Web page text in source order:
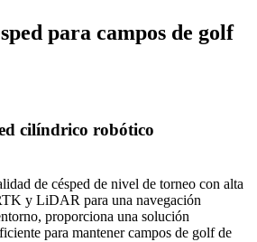
para campos de golf
cilíndrico robótico
de césped de nivel de torneo con alta
y LiDAR para una navegación
proporciona una solución
para mantener campos de golf de